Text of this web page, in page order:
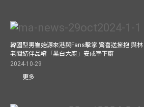
韓國型男崔始源來港與Fans擊掌 驚喜送擁抱 與林
老闆結伴品嚐「黑白大廚」安成宰下廚
2024-10-29
更多